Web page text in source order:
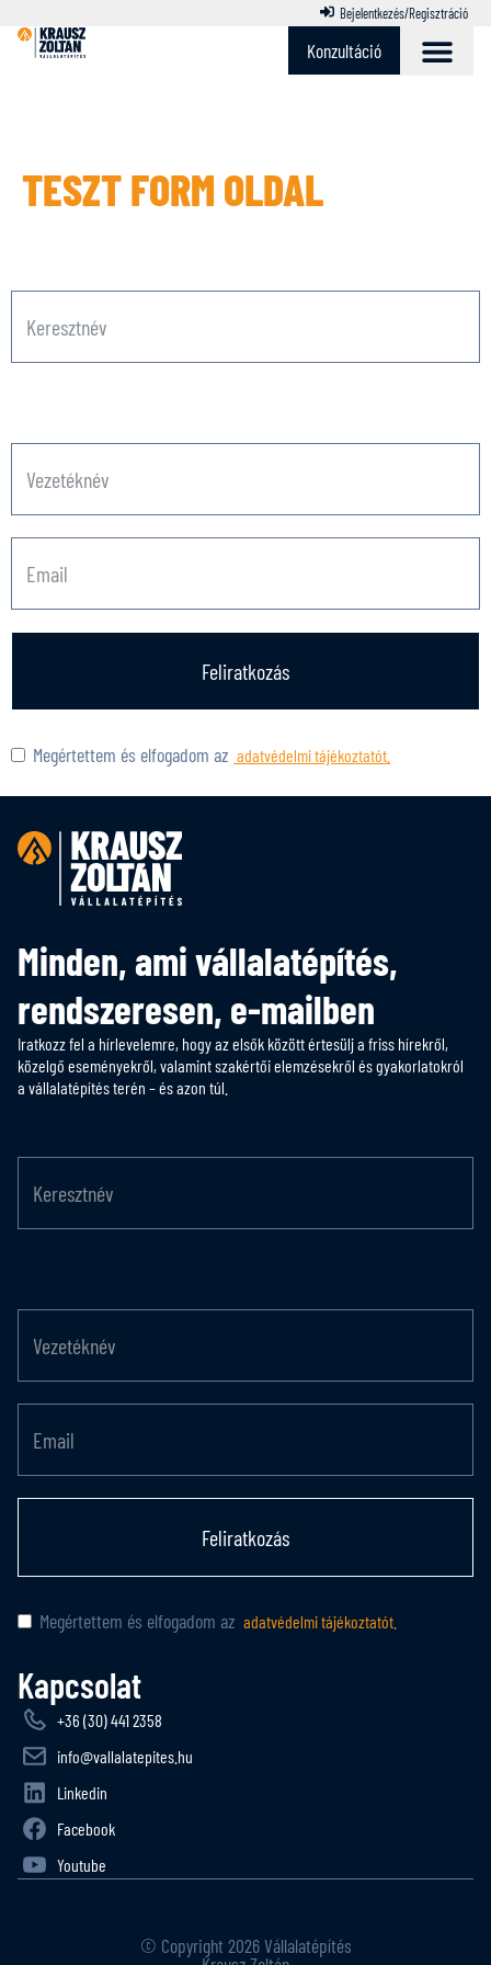
Bejelentkezés/Regisztráció
Konzultáció
TESZT FORM OLDAL
Feliratkozás
Megértettem és elfogadom az adatvédelmi tájékoztatót.
Minden, ami vállalatépítés,
rendszeresen, e-mailben
Iratkozz fel a hírlevelemre, hogy az elsők között értesülj a friss hírekről,
közelgő eseményekről, valamint szakértői elemzésekről és gyakorlatokról
a vállalatépítés terén – és azon túl.
Feliratkozás
Megértettem és elfogadom az adatvédelmi tájékoztatót.
Kapcsolat
+36 (30) 441 2358
info@vallalatepites.hu
Linkedin
Facebook
Youtube
© Copyright 2026 Vállalatépítés